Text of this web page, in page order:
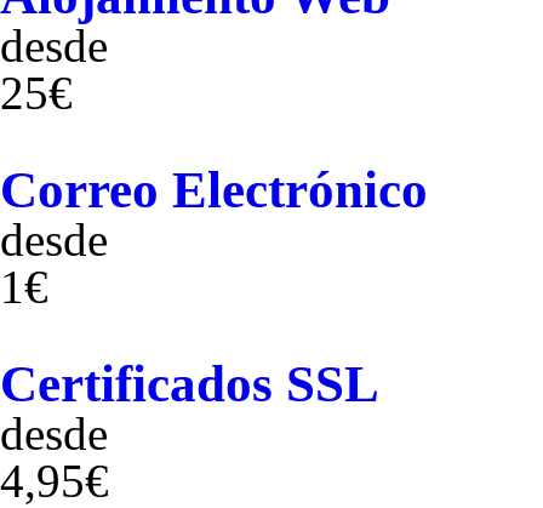
desde
25€
Correo Electrónico
desde
1€
Certificados SSL
desde
4,95€